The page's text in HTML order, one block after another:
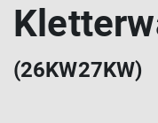
(26KW27KW)